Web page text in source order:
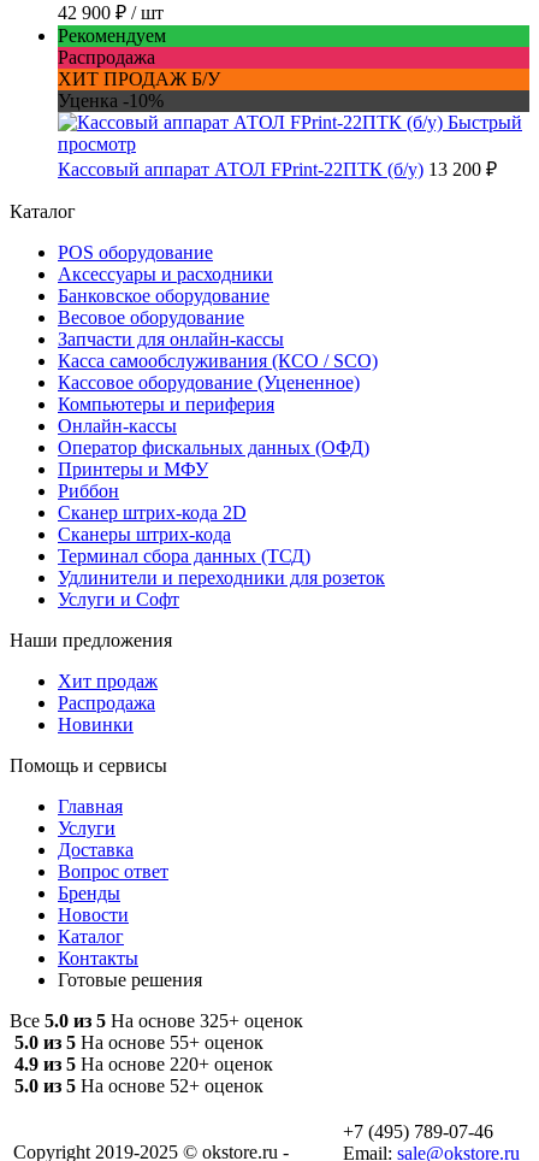
42 900 ₽ / шт
Рекомендуем
Распродажа
ХИТ ПРОДАЖ Б/У
Уценка -10%
Быстрый
просмотр
Кассовый аппарат АТОЛ FPrint-22ПТК (б/у) 13 200 ₽
Каталог
POS оборудование
Аксессуары и расходники
Банковское оборудование
Весовое оборудование
Запчасти для онлайн-кассы
Касса самообслуживания (КСО / SCO)
Кассовое оборудование (Уцененное)
Компьютеры и периферия
Онлайн-кассы
Оператор фискальных данных (ОФД)
Принтеры и МФУ
Риббон
Сканер штрих-кода 2D
Сканеры штрих-кода
Терминал сбора данных (ТСД)
Удлинители и переходники для розеток
Услуги и Софт
Наши предложения
Хит продаж
Распродажа
Новинки
Помощь и сервисы
Главная
Услуги
Доставка
Вопрос ответ
Бренды
Новости
Каталог
Контакты
Готовые решения
Все 5.0 из 5 На основе 325+ оценок
5.0 из 5 На основе 55+ оценок
4.9 из 5 На основе 220+ оценок
5.0 из 5 На основе 52+ оценок
Copyright 2019-2025 © okstore.ru -
+7 (495) 789-07-46
Email: sale@okstore.ru